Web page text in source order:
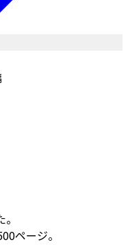
ページ。